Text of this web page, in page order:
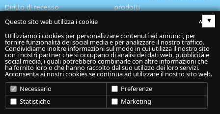
Diritto di recesso
prodotti
Codice spedizione:
“Giorgiottica Snc” Via S. Anna, 89/c - 62014 Corridonia (Mc) -
P.IVA 02082070422 - Cookie Policy-Privacy Policy
Questo sito web utilizza i cookie
▴
Utilizziamo i cookies per personalizzare contenuti ed annunci, per
fornire funzionalità dei social media e per analizzare il nostro traffico.
Condividiamo inoltre informazioni sul modo in cui utilizza il nostro sito
con i nostri partner che si occupano di analisi dei dati web, pubblicità e
social media, i quali potrebbero combinarle con altre informazioni che
ha fornito loro o che hanno raccolto dal suo utilizzo dei loro servizi.
Acconsenta ai nostri cookies se continua ad utilizzare il nostro sito web.
Necessario
Preferenze
Statistiche
Marketing